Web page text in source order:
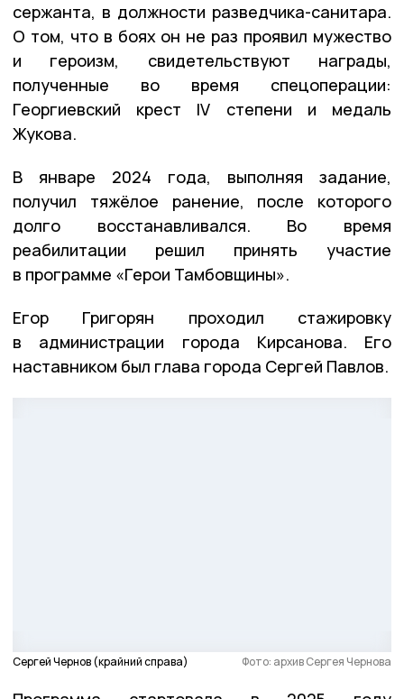
сержанта, в должности разведчика-санитара.
О том, что в боях он не раз проявил мужество
и героизм, свидетельствуют награды,
полученные во время спецоперации:
Георгиевский крест IV степени и медаль
Жукова.
В январе 2024 года, выполняя задание,
получил тяжёлое ранение, после которого
долго восстанавливался. Во время
реабилитации решил принять участие
в программе «Герои Тамбовщины».
Егор Григорян проходил стажировку
в администрации города Кирсанова. Его
наставником был глава города Сергей Павлов.
Сергей Чернов (крайний справа) Фото: архив Сергея Чернова